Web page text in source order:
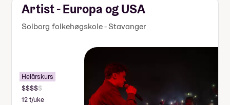
Artist - Europa og USA
Solborg folkehøgskole - Stavanger
Helårskurs
12 t/uke